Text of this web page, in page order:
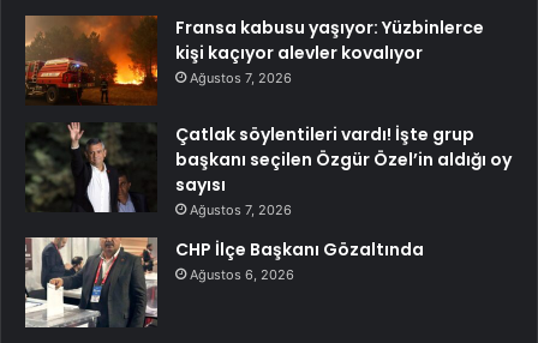
Fransa kabusu yaşıyor: Yüzbinlerce
kişi kaçıyor alevler kovalıyor
Ağustos 7, 2026
Çatlak söylentileri vardı! İşte grup
başkanı seçilen Özgür Özel’in aldığı oy
sayısı
Ağustos 7, 2026
CHP İlçe Başkanı Gözaltında
Ağustos 6, 2026